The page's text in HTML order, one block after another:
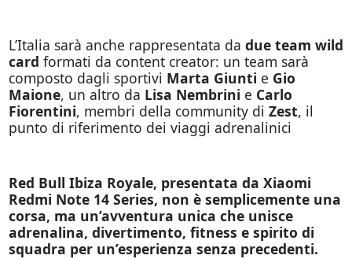
L’Italia sarà anche rappresentata da due team wild
card formati da content creator: un team sarà
composto dagli sportivi Marta Giunti e Gio
Maione, un altro da Lisa Nembrini e Carlo
Fiorentini, membri della community di Zest, il
punto di riferimento dei viaggi adrenalinici
Red Bull Ibiza Royale, presentata da Xiaomi
Redmi Note 14 Series, non è semplicemente una
corsa, ma un’avventura unica che unisce
adrenalina, divertimento, fitness e spirito di
squadra per un’esperienza senza precedenti.